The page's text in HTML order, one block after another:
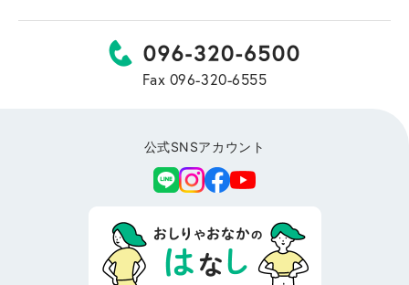
Fax 096-320-6555
公式SNSアカウント